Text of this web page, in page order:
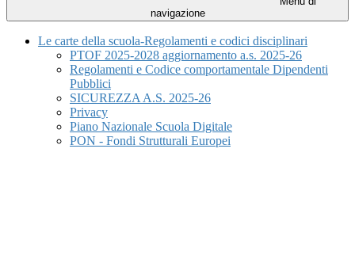
navigazione
Le carte della scuola-Regolamenti e codici disciplinari
PTOF 2025-2028 aggiornamento a.s. 2025-26
Regolamenti e Codice comportamentale Dipendenti
Pubblici
SICUREZZA A.S. 2025-26
Privacy
Piano Nazionale Scuola Digitale
PON - Fondi Strutturali Europei